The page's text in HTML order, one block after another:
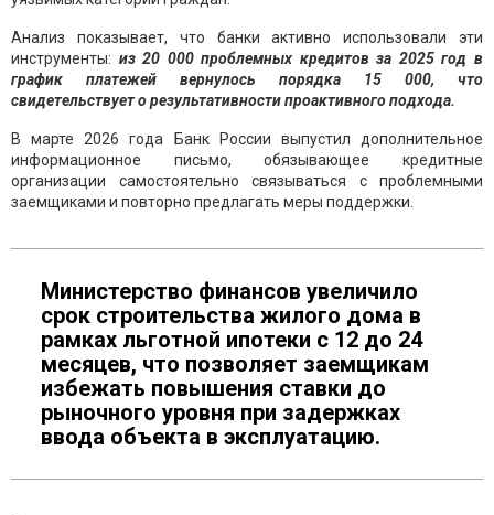
Анализ показывает, что банки активно использовали эти
инструменты: из 20 000 проблемных кредитов за 2025 год в
график платежей вернулось порядка 15 000, что
свидетельствует о результативности проактивного подхода.
В марте 2026 года Банк России выпустил дополнительное
информационное письмо, обязывающее кредитные
организации самостоятельно связываться с проблемными
заемщиками и повторно предлагать меры поддержки.
Министерство финансов увеличило
срок строительства жилого дома в
рамках льготной ипотеки с 12 до 24
месяцев, что позволяет заемщикам
избежать повышения ставки до
рыночного уровня при задержках
ввода объекта в эксплуатацию.